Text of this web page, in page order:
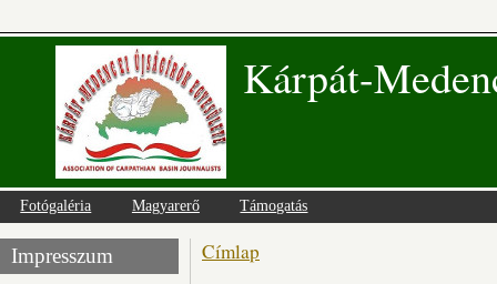
Kárpát-
Fotógaléria Magyarerő Támogatás
Impresszum Jelenlegi hely
Címlap